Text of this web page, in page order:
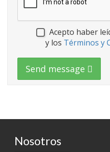
Acepto haber
y los Términos y
Send message
Nosotros